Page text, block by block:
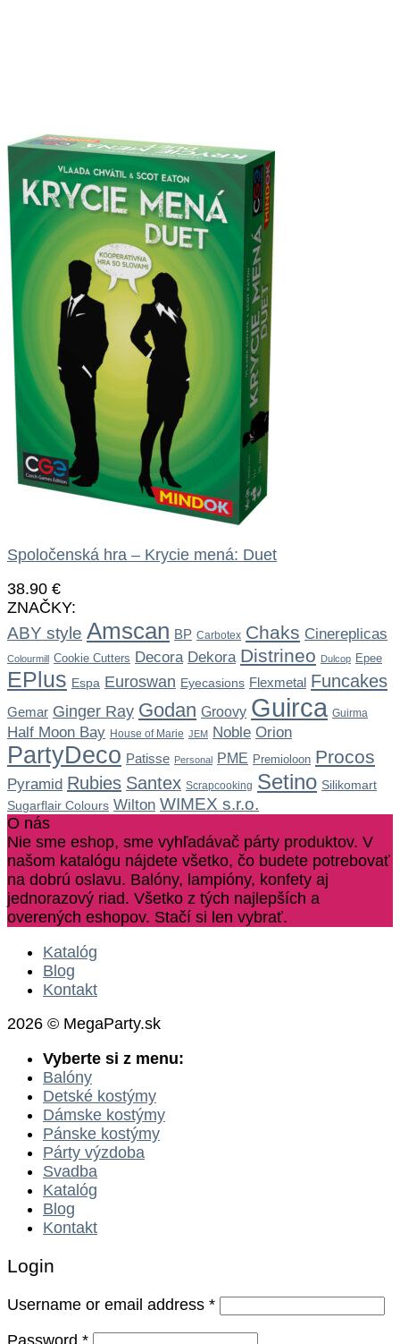
Spoločenská hra – Krycie mená: Duet
38.90 €
ZNAČKY:
ABY style Amscan BP Carbotex Chaks Cinereplicas
Colourmill Cookie Cutters Decora Dekora Distrineo Dulcop Epee
EPlus Espa Euroswan Eyecasions Flexmetal Funcakes
Gemar Ginger Ray Godan Groovy Guirca Guirma
Half Moon Bay House of Marie JEM Noble Orion
PartyDeco Patisse Personal PME Premioloon Procos
Pyramid Rubies Santex Scrapcooking Setino Silikomart
Sugarflair Colours Wilton WIMEX s.r.o.
O nás
Nie sme eshop, sme vyhľadávač párty produktov. V
našom katalógu nájdete všetko, čo budete potrebovať
na dobrú oslavu. Balóny, lampióny, konfety aj
jednorazový riad. Všetko z tých najlepších a
overených eshopov. Stačí si len vybrať.
Katalóg
Blog
Kontakt
2026 © MegaParty.sk
Vyberte si z menu:
Balóny
Detské kostýmy
Dámske kostýmy
Pánske kostýmy
Párty výzdoba
Svadba
Katalóg
Blog
Kontakt
Login
Username or email address *
Password *